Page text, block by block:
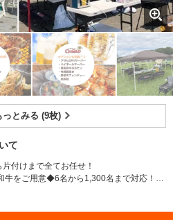
っとみる (9枚)
て
付けまで全てお任せ！
牛をご用意◆6名から1,300名まで対応！◆
材の配達から機材まで全て揃った
含まれたプランとなります。